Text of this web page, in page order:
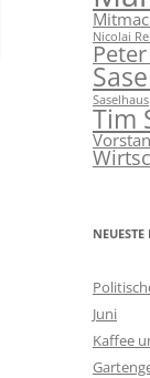
Nicolai
Saselhaus
Tim
NEUESTE
Juni
Kaffee